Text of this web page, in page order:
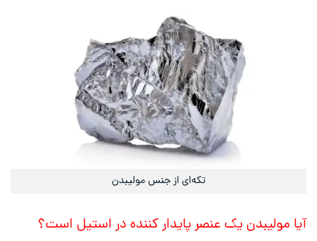
تکه‌ای از جنس مولیبدن
آیا مولیبدن یک عنصر پایدار کننده در استیل است؟